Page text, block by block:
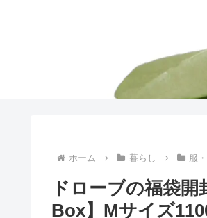
ホーム 暮らし 服
ドローブの福袋
Box】Mサイズ